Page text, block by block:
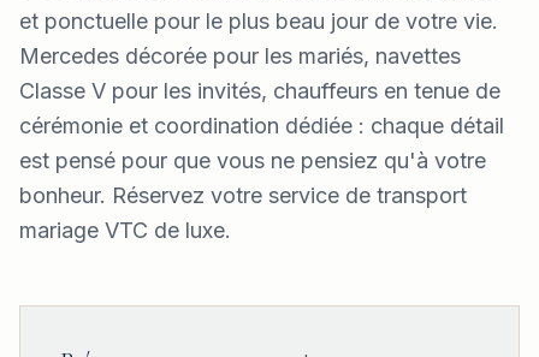
et ponctuelle pour le plus beau jour de votre vie.
Mercedes décorée pour les mariés, navettes
Classe V pour les invités, chauffeurs en tenue de
cérémonie et coordination dédiée : chaque détail
est pensé pour que vous ne pensiez qu'à votre
bonheur. Réservez votre service de transport
mariage VTC de luxe.